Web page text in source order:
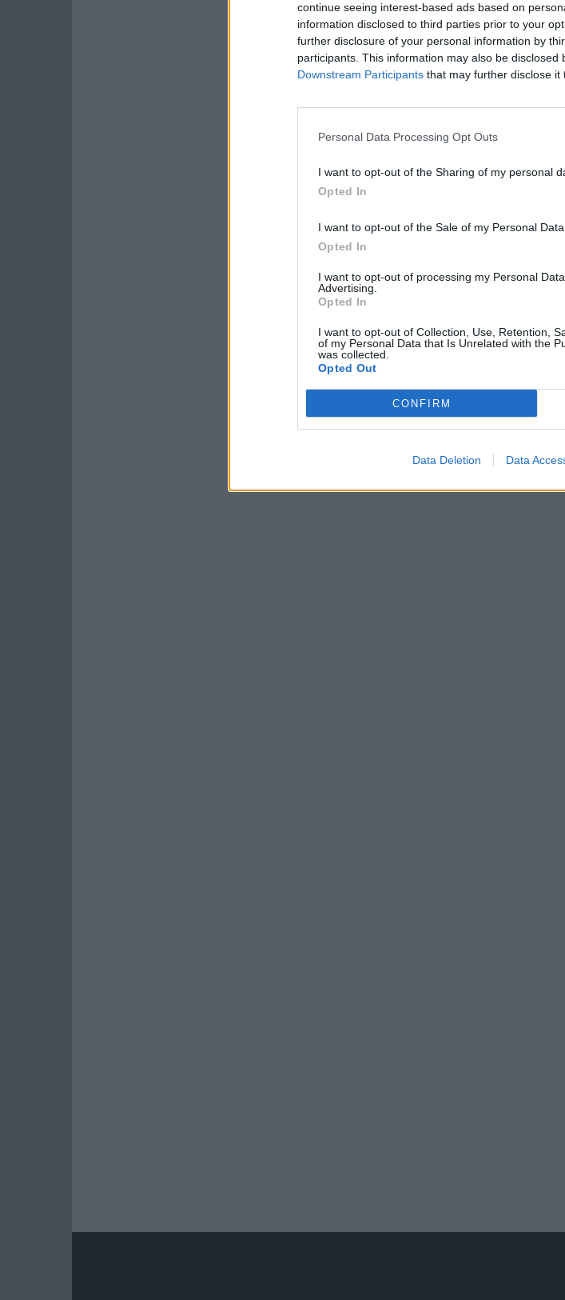
continue seeing interest-based ads based on
information disclosed to third parties prior to your
further disclosure of your personal information by
participants. This information may also be disclosed
Downstream Participants that may further disclose it
Personal Data Processing Opt Outs
I want to opt-out of the Sharing of my personal
Opted In
I want to opt-out of the Sale of my Personal Data.
Opted In
I want to opt-out of processing my Personal
Advertising.
Opted In
I want to opt-out of Collection, Use, Retention,
of my Personal Data that Is Unrelated with the
was collected.
Opted Out
CONFIRM
Data Deletion Data